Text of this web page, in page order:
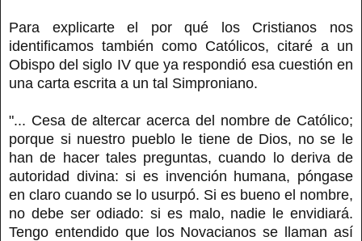
Para explicarte el por qué los Cristianos nos
identificamos también como Católicos, citaré a un
Obispo del siglo IV que ya respondió esa cuestión en
una carta escrita a un tal Simproniano.
"... Cesa de altercar acerca del nombre de Católico;
porque si nuestro pueblo le tiene de Dios, no se le
han de hacer tales preguntas, cuando lo deriva de
autoridad divina: si es invención humana, póngase
en claro cuando se lo usurpó. Si es bueno el nombre,
no debe ser odiado: si es malo, nadie le envidiará.
Tengo entendido que los Novacianos se llaman así